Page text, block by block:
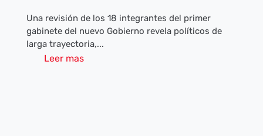
Una revisión de los 18 integrantes del primer
gabinete del nuevo Gobierno revela políticos de
larga trayectoria,...
Leer mas